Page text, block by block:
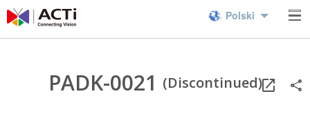
Polski
PADK-0021 (Discontinued)